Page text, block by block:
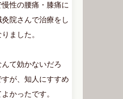
性の腰痛・膝痛に
院さんで治療をし
ました。
て効かないだろ
が、知人にすすめ
かったです。